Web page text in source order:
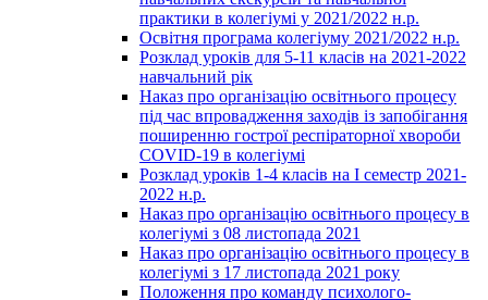
практики в колегіумі у 2021/2022 н.р.
Освітня програма колегіуму 2021/2022 н.р.
Розклад уроків для 5-11 класів на 2021-2022
навчальний рік
Наказ про організацію освітнього процесу
під час впровадження заходів із запобігання
поширенню гострої респіраторної хвороби
COVID-19 в колегіумі
Розклад уроків 1-4 класів на І семестр 2021-
2022 н.р.
Наказ про організацію освітнього процесу в
колегіумі з 08 листопада 2021
Наказ про організацію освітнього процесу в
колегіумі з 17 листопада 2021 року
Положення про команду психолого-